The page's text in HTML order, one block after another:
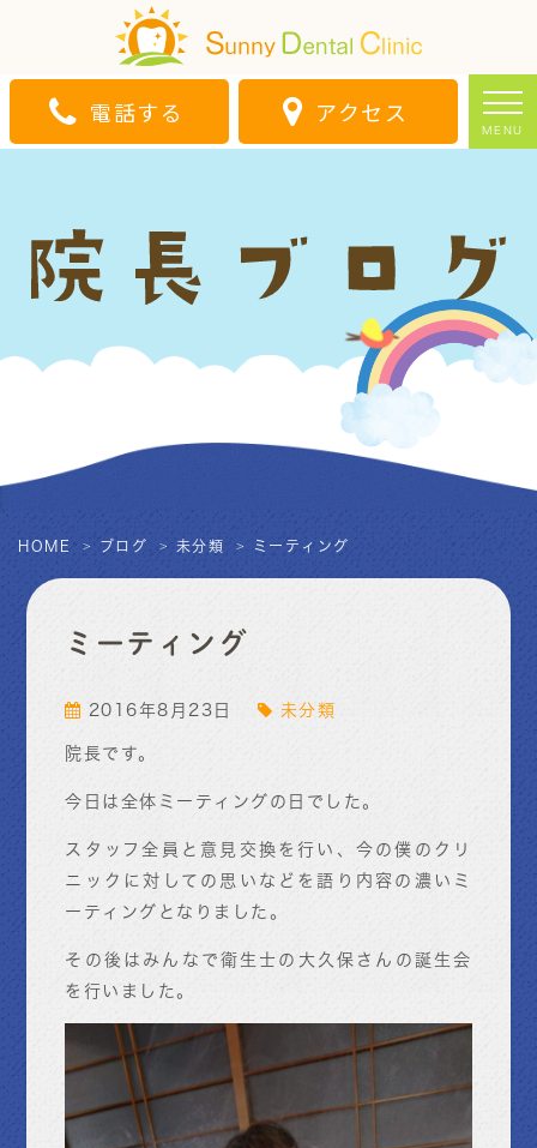
電話する アクセス
MENU
HOME ブログ 未分類 ミーティング
ミーティング
2016年8月23日 未分類
院長です。
今日は全体ミーティングの日でした。
スタッフ全員と意見交換を行い、今の僕のクリ
ニックに対しての思いなどを語り内容の濃いミ
ーティングとなりました。
その後はみんなで衛生士の大久保さんの誕生会
を行いました。